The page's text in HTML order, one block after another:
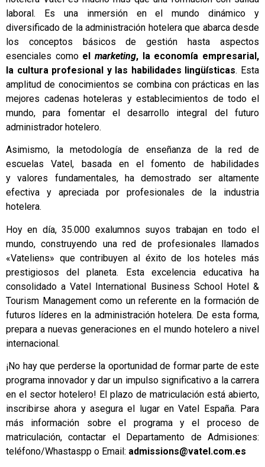
laboral. Es una inmersión en el mundo dinámico y
diversificado de la administración hotelera que abarca desde
los conceptos básicos de gestión hasta aspectos
esenciales como elmarketing, la economía empresarial,
la cultura profesional y las habilidades lingüísticas. Esta
amplitud de conocimientos se combina con prácticas en las
mejores cadenas hoteleras y establecimientos de todo el
mundo, para fomentar el desarrollo integral del futuro
administrador hotelero.
Asimismo, la metodología de enseñanza de la red de
escuelas Vatel, basada en el fomento de habilidades
y valores fundamentales, ha demostrado ser altamente
efectiva y apreciada por profesionales de la industria
hotelera.
Hoy en día, 35.000 exalumnos suyos trabajan en todo el
mundo, construyendo una red de profesionales llamados
«Vateliens» que contribuyen al éxito de los hoteles más
prestigiosos del planeta. Esta excelencia educativa ha
consolidado a Vatel International Business School Hotel &
Tourism Management como un referente en la formación de
futuros líderes en la administración hotelera. De esta forma,
prepara a nuevas generaciones en el mundo hotelero a nivel
internacional.
¡No hay que perderse la oportunidad de formar parte de este
programa innovador y dar un impulso significativo a la carrera
en el sector hotelero! El plazo de matriculación está abierto,
inscribirse ahora y asegura el lugar enVatel España. Para
más información sobre el programa y el proceso de
matriculación, contactar el Departamento de Admisiones:
teléfono/Whastaspp o Email: admissions@vatel.com.es